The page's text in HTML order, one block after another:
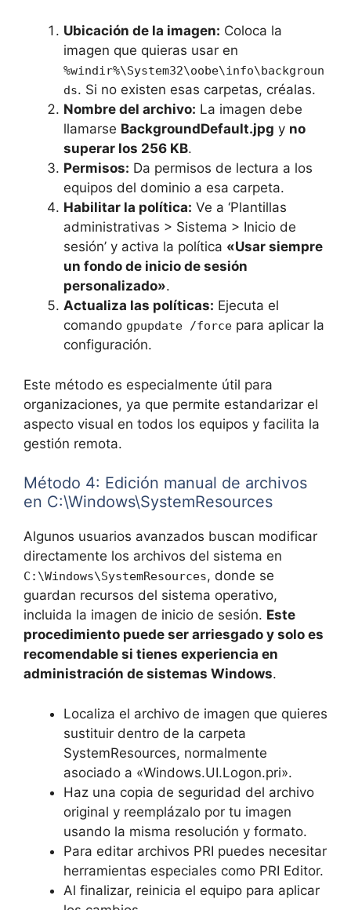
Ubicación de la imagen: Coloca la
imagen que quieras usar en
%windir%\System32\oobe\info\backgroun
ds. Si no existen esas carpetas, créalas.
Nombre del archivo: La imagen debe
llamarse BackgroundDefault.jpg y no
superar los 256 KB.
Permisos: Da permisos de lectura a los
equipos del dominio a esa carpeta.
Habilitar la política: Ve a ‘Plantillas
administrativas > Sistema > Inicio de
sesión’ y activa la política «Usar siempre
un fondo de inicio de sesión
personalizado».
Actualiza las políticas: Ejecuta el
comando gpupdate /force para aplicar la
configuración.
Este método es especialmente útil para
organizaciones, ya que permite estandarizar el
aspecto visual en todos los equipos y facilita la
gestión remota.
Método 4: Edición manual de archivos
en C:\Windows\SystemResources
Algunos usuarios avanzados buscan modificar
directamente los archivos del sistema en
C:\Windows\SystemResources, donde se
guardan recursos del sistema operativo,
incluida la imagen de inicio de sesión. Este
procedimiento puede ser arriesgado y solo es
recomendable si tienes experiencia en
administración de sistemas Windows.
Localiza el archivo de imagen que quieres
sustituir dentro de la carpeta
SystemResources, normalmente
asociado a «Windows.UI.Logon.pri».
Haz una copia de seguridad del archivo
original y reemplázalo por tu imagen
usando la misma resolución y formato.
Para editar archivos PRI puedes necesitar
herramientas especiales como PRI Editor.
Al finalizar, reinicia el equipo para aplicar